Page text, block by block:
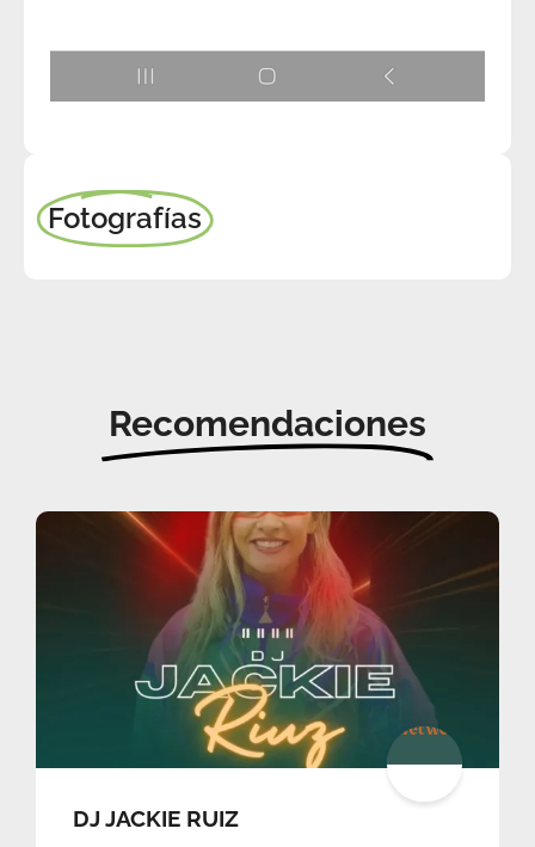
Fotografías
Recomendaciones
DJ JACKIE RUIZ